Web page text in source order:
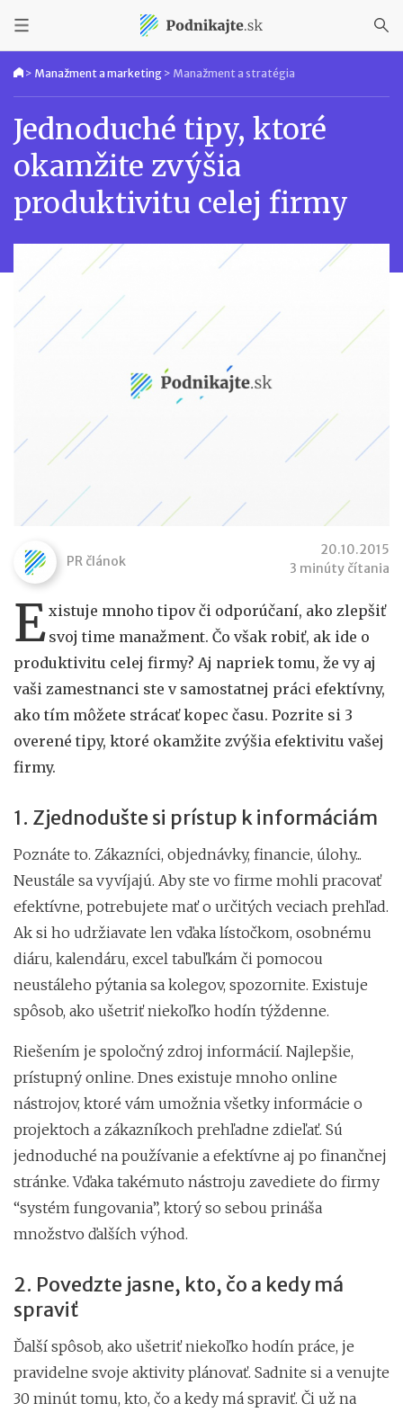
> Manažment a marketing > Manažment a stratégia
Jednoduché tipy, ktoré
okamžite zvýšia
produktivitu celej firmy
PR článok
20.10.2015
3 minúty čítania
Existuje mnoho tipov či odporúčaní, ako zlepšiť
svoj time manažment. Čo však robiť, ak ide o
produktivitu celej firmy? Aj napriek tomu, že vy aj
vaši zamestnanci ste v samostatnej práci efektívny,
ako tím môžete strácať kopec času. Pozrite si 3
overené tipy, ktoré okamžite zvýšia efektivitu vašej
firmy.
1. Zjednodušte si prístup k informáciám
Poznáte to. Zákazníci, objednávky, financie, úlohy...
Neustále sa vyvíjajú. Aby ste vo firme mohli pracovať
efektívne, potrebujete mať o určitých veciach prehľad.
Ak si ho udržiavate len vďaka lístočkom, osobnému
diáru, kalendáru, excel tabuľkám či pomocou
neustáleho pýtania sa kolegov, spozornite. Existuje
spôsob, ako ušetriť niekoľko hodín týždenne.
Riešením je spoločný zdroj informácií. Najlepšie,
prístupný online. Dnes existuje mnoho online
nástrojov, ktoré vám umožnia všetky informácie o
projektoch a zákazníkoch prehľadne zdieľať. Sú
jednoduché na používanie a efektívne aj po finančnej
stránke. Vďaka takémuto nástroju zavediete do firmy
“systém fungovania”, ktorý so sebou prináša
množstvo ďalších výhod.
2. Povedzte jasne, kto, čo a kedy má
spraviť
Ďalší spôsob, ako ušetriť niekoľko hodín práce, je
pravidelne svoje aktivity plánovať. Sadnite si a venujte
30 minút tomu, kto, čo a kedy má spraviť. Či už na